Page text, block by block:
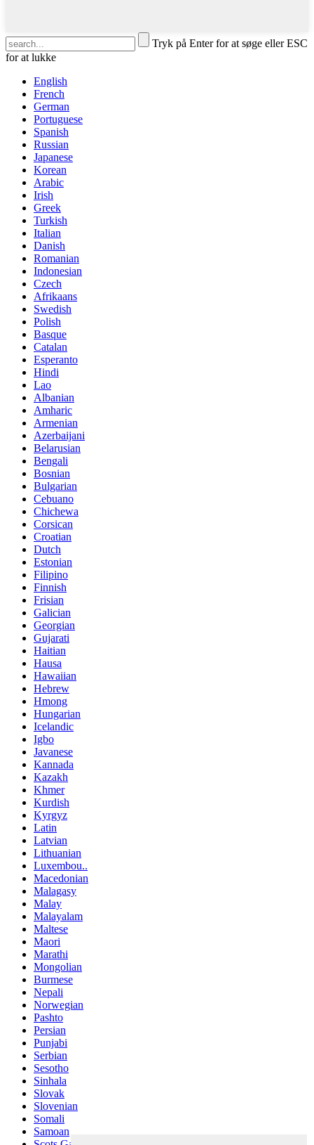
Tryk på Enter for at søge eller ESC
for at lukke
English
French
German
Portuguese
Spanish
Russian
Japanese
Korean
Arabic
Irish
Greek
Turkish
Italian
Danish
Romanian
Indonesian
Czech
Afrikaans
Swedish
Polish
Basque
Catalan
Esperanto
Hindi
Lao
Albanian
Amharic
Armenian
Azerbaijani
Belarusian
Bengali
Bosnian
Bulgarian
Cebuano
Chichewa
Corsican
Croatian
Dutch
Estonian
Filipino
Finnish
Frisian
Galician
Georgian
Gujarati
Haitian
Hausa
Hawaiian
Hebrew
Hmong
Hungarian
Icelandic
Igbo
Javanese
Kannada
Kazakh
Khmer
Kurdish
Kyrgyz
Latin
Latvian
Lithuanian
Luxembou..
Macedonian
Malagasy
Malay
Malayalam
Maltese
Maori
Marathi
Mongolian
Burmese
Nepali
Norwegian
Pashto
Persian
Punjabi
Serbian
Sesotho
Sinhala
Slovak
Slovenian
Somali
Samoan